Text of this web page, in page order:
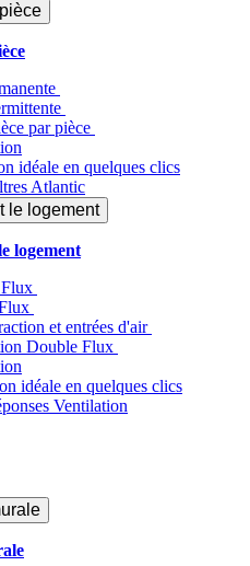
par pièce
idéale en quelques clics
Atlantic
le logement
logement
et entrées d'air
Double Flux
idéale en quelques clics
Ventilation